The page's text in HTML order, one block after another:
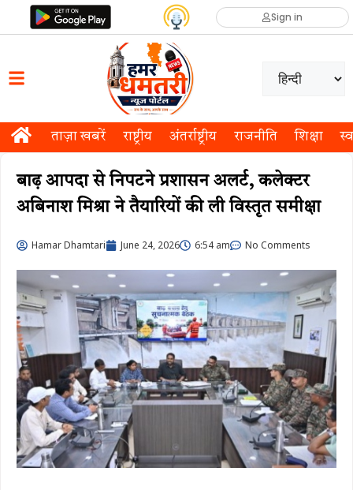
Sign in
ताज़ा खबरें राष्ट्रीय अंतर्राष्ट्रीय राजनीति शिक्षा
बाढ़ आपदा से निपटने प्रशासन अलर्ट, कलेक्टर
अबिनाश मिश्रा ने तैयारियों की ली विस्तृत समीक्षा
Hamar Dhamtari June 24, 2026 6:54 am No Comments